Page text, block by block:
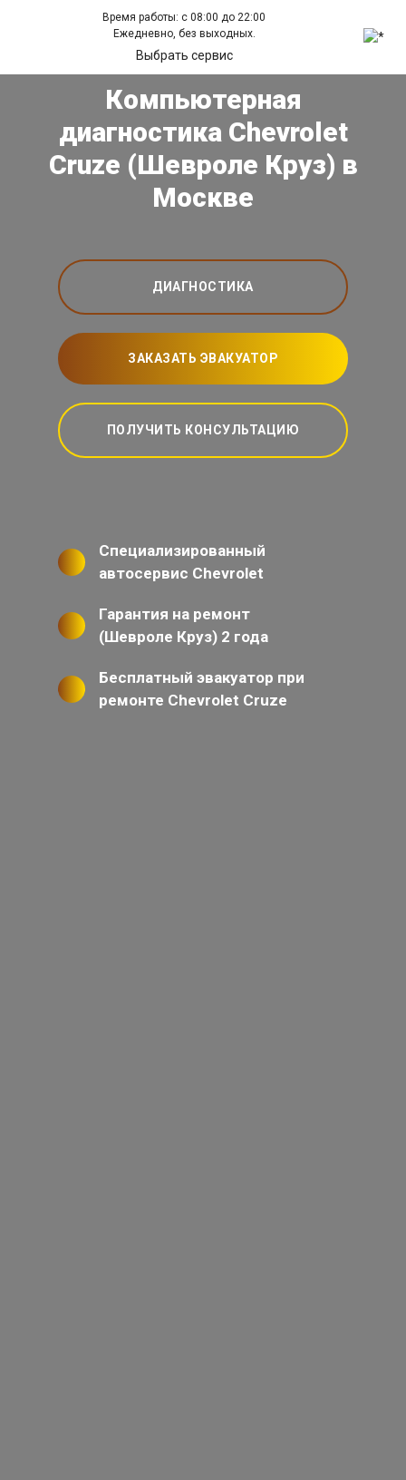
Время работы: с 08:00 до 22:00
Ежедневно, без выходных.
Выбрать сервис
Компьютерная
диагностика Chevrolet
Cruze (Шевроле Круз) в
Москве
ДИАГНОСТИКА
ЗАКАЗАТЬ ЭВАКУАТОР
ПОЛУЧИТЬ КОНСУЛЬТАЦИЮ
Специализированный
автосервис Chevrolet
Гарантия на ремонт
(Шевроле Круз) 2 года
Бесплатный эвакуатор при
ремонте Chevrolet Cruze